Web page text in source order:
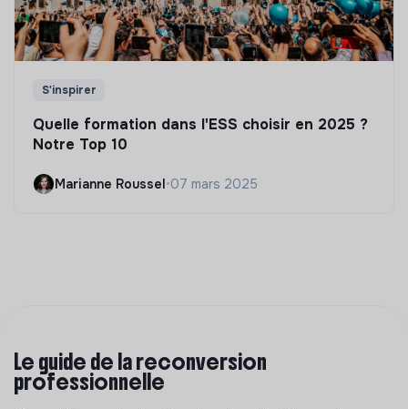
S'inspirer
Quelle formation dans l'ESS choisir en 2025 ?
Notre Top 10
Marianne Roussel•07 mars 2025
Le guide de la reconversion
professionnelle